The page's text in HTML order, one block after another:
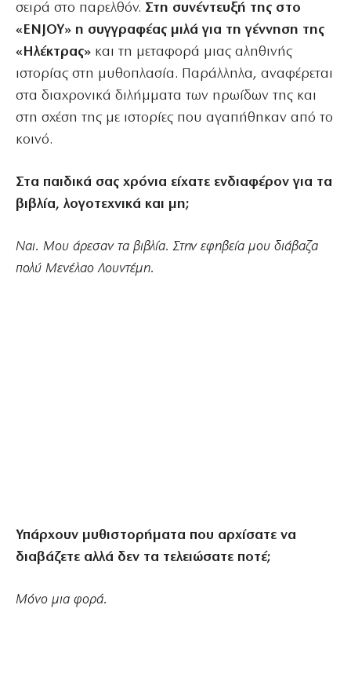
σειρά στο παρελθόν. Στη συνέντευξή της στο
«ENJOY» η συγγραφέας μιλά για τη γέννηση της
«Ηλέκτρας» και τη μεταφορά μιας αληθινής
ιστορίας στη μυθοπλασία. Παράλληλα, αναφέρεται
στα διαχρονικά διλήμματα των ηρωίδων της και
στη σχέση της με ιστορίες που αγαπήθηκαν από το
κοινό.
Στα παιδικά σας χρόνια είχατε ενδιαφέρον για τα
βιβλία, λογοτεχνικά και μη;
Ναι. Μου άρεσαν τα βιβλία. Στην εφηβεία μου διάβαζα
πολύ Μενέλαο Λουντέμη.
Υπάρχουν μυθιστορήματα που αρχίσατε να
διαβάζετε αλλά δεν τα τελειώσατε ποτέ;
Μόνο μια φορά.